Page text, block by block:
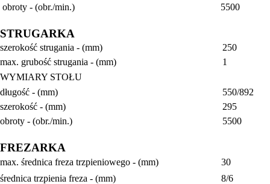
obroty - (obr./min.)
5500
STRUGARKA
szerokość strugania - (mm)
250
max. grubość strugania - (mm)
1
WYMIARY STOŁU
długość - (mm)
550/892
szerokość - (mm)
295
obroty - (obr./min.)
5500
FREZARKA
max. średnica freza trzpieniowego - (mm)
30
średnica trzpienia freza - (mm)
8/6